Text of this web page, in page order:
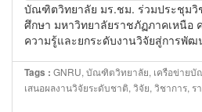
บัณฑิตวิทยาลัย มร.ชม. ร่วมประชุม
ศึกษา มหาวิทยาลัยราชภัฏภาคเหนือ
ความรู้และยกระดับงานวิจัยสู่การพัฒ
Tags : GNRU, บัณฑิตวิทยาลัย, เครือข่าย
เสนอผลงานวิจัยระดับชาติ, วิจัย, วิชาการ, ร